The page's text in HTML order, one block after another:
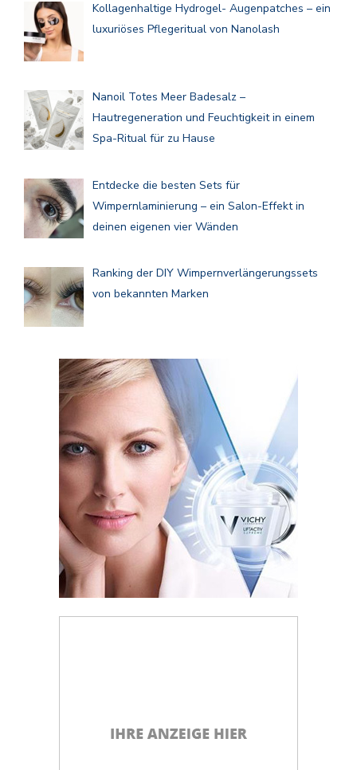
Kollagenhaltige Hydrogel- Augenpatches – ein
luxuriöses Pflegeritual von Nanolash
Nanoil Totes Meer Badesalz –
Hautregeneration und Feuchtigkeit in einem
Spa-Ritual für zu Hause
Entdecke die besten Sets für
Wimpernlaminierung – ein Salon-Effekt in
deinen eigenen vier Wänden
Ranking der DIY Wimpernverlängerungssets
von bekannten Marken